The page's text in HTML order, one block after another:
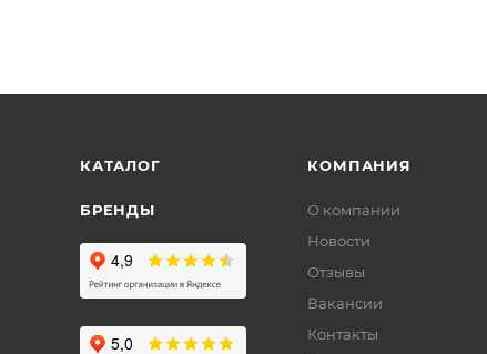
КАТАЛОГ
БРЕНДЫ
КОМПАНИЯ
О компании
Новости
Отзывы
Вакансии
Контакты